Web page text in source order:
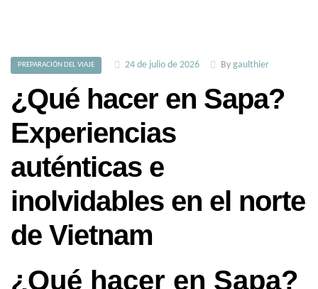
PREPARACIÓN DEL VIAJE 24 de julio de 2026 By gaulthier
¿Qué hacer en Sapa?
Experiencias
auténticas e
inolvidables en el norte
de Vietnam
¿Qué hacer en Sapa?